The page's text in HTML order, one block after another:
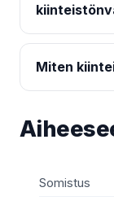
Miten
Somistus